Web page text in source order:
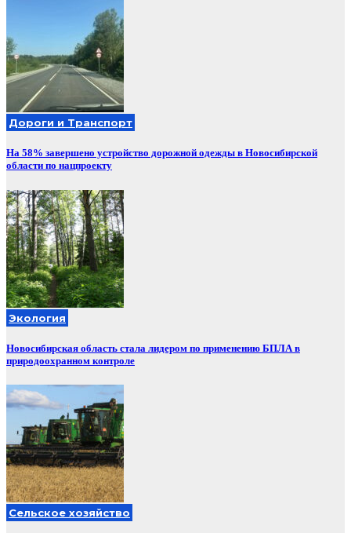
Дороги и Транспорт
На 58% завершено устройство дорожной одежды в Новосибирской
области по нацпроекту
Экология
Новосибирская область стала лидером по применению БПЛА в
природоохранном контроле
Сельское хозяйство